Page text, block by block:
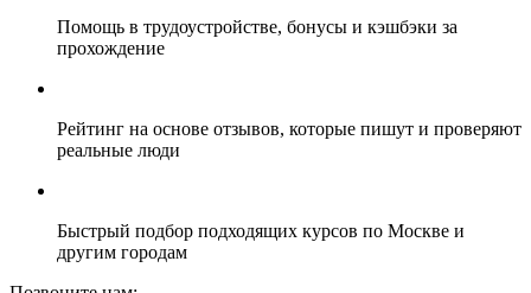
Помощь в трудоустройстве, бонусы и кэшбэки за
прохождение
Рейтинг на основе отзывов, которые пишут и проверяют
реальные люди
Быстрый подбор подходящих курсов по Москве и
другим городам